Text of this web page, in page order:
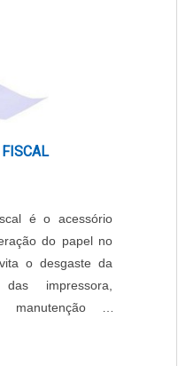
é o acessório
do papel no
o desgaste da
impressora,
e
em diversos
mais diversos